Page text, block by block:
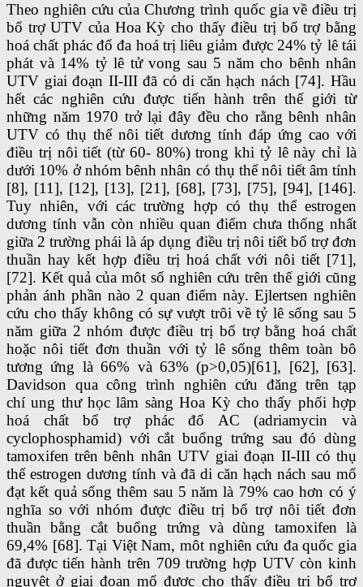
Theo nghiên cứu của Chương trình quốc gia về điều trị
bổ trợ UTV của Hoa Kỳ cho thấy điều trị bổ trợ bằng
hoá chất phác đổ đa hoá trị liêu giảm được 24% tỷ lê tái
phát và 14% tỷ lê tử vong sau 5 năm cho bênh nhân
UTV giai đoạn II-III đã có di căn hạch nách [74]. Hầu
hết các nghiên cứu được tiến hành trên thế giới từ
những năm 1970 trở lại đây đều cho rằng bênh nhân
UTV có thụ thể nôi tiết dương tính đáp ứng cao với
điều trị nôi tiết (từ 60- 80%) trong khi tỷ lê này chỉ là
dưới 10% ở nhóm bênh nhân có thụ thể nôi tiết âm tính
[8], [11], [12], [13], [21], [68], [73], [75], [94], [146].
Tuy nhiên, với các trường hợp có thụ thể estrogen
dương tính vẫn còn nhiều quan điểm chưa thống nhất
giữa 2 trường phái là áp dụng điều trị nôi tiết bổ trợ đơn
thuần hay kết hợp điều trị hoá chất với nôi tiết [71],
[72]. Kết quả của môt số nghiên cứu trên thế giới cũng
phản ánh phần nào 2 quan điểm này. Ejlertsen nghiên
cứu cho thấy không có sự vượt trôi về tỷ lê sống sau 5
năm giữa 2 nhóm được điều trị bổ trợ bằng hoá chất
hoặc nôi tiết đơn thuần với tỷ lê sống thêm toàn bô
tương ứng là 66% và 63% (p>0,05)[61], [62], [63].
Davidson qua công trình nghiên cứu đăng trên tạp
chí ung thư học lâm sàng Hoa Kỳ cho thấy phối hợp
hoá chất bổ trợ phác đổ AC (adriamycin và
cyclophosphamid) với cắt buổng trứng sau đó dùng
tamoxifen trên bênh nhân UTV giai đoạn II-III có thụ
thể estrogen dương tính và đã di căn hạch nách sau mổ
đạt kết quả sống thêm sau 5 năm là 79% cao hơn có ý
nghĩa so với nhóm được điều trị bổ trợ nôi tiết đơn
thuần bằng cắt buổng trứng và dùng tamoxifen là
69,4% [68]. Tại Việt Nam, môt nghiên cứu đa quốc gia
đã được tiến hành trên 709 trường hợp UTV còn kinh
nguyệt ở giai đoạn mổ được cho thấy điều trị bổ trợ